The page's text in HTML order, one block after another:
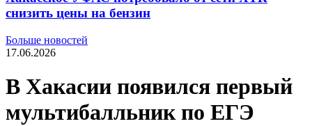
снизить цены на бензин
Больше новостей
17.06.2026
В Хакасии появился первый
мультибалльник по ЕГЭ